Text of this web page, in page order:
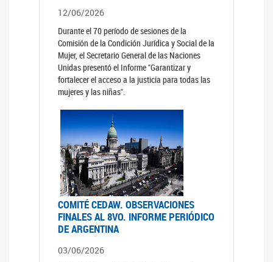
12/06/2026
Durante el 70 período de sesiones de la
Comisión de la Condición Jurídica y Social de la
Mujer, el Secretario General de las Naciones
Unidas presentó el Informe "Garantizar y
fortalecer el acceso a la justicia para todas las
mujeres y las niñas".
COMITÉ CEDAW. OBSERVACIONES
FINALES AL 8VO. INFORME PERIÓDICO
DE ARGENTINA
03/06/2026